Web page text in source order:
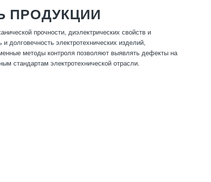
ПРОДУКЦИИ
прочности, диэлектрических свойств и
долговечность электротехнических изделий,
методы контроля позволяют выявлять дефекты на
стандартам электротехнической отрасли.